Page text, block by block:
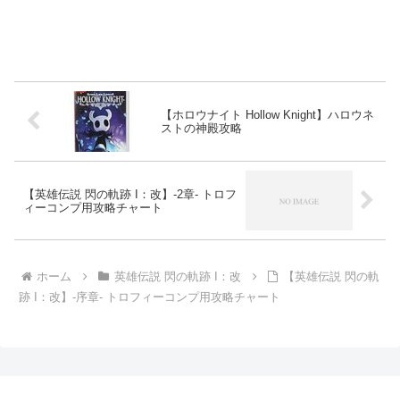
【ホロウナイト Hollow Knight】ハロウネ
ストの神殿攻略
【英雄伝説 閃の軌跡 I：改】-2章- トロフ
ィーコンプ用攻略チャート
ホーム 英雄伝説 閃の軌跡 I：改
【英雄伝説 閃の軌
跡 I：改】-序章- トロフィーコンプ用攻略チャート